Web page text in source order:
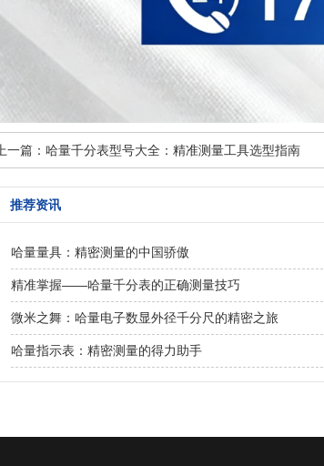
上一篇： 哈量千分表型号大全：精准测量工具选型指南
推荐资讯
哈量量具：精密测量的中国骄傲
精准掌握——哈量千分表的正确测量技巧
微米之舞：哈量电子数显外径千分尺的精密之旅
哈量指示表：精密测量的得力助手